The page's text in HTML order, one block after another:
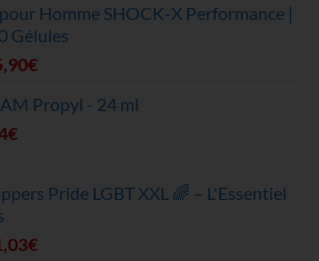
Homme SHOCK-X Performance |
Gélules
:
€Le
actuel
Propyl - 24 ml
:
€Le
est :Pride LGBT XXL 🌈 – L'Essentiel
€Le